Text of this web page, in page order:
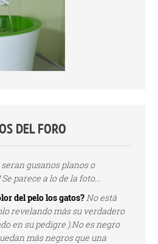
DEL FORO
gusanos planos o
parece a lo de la foto...
del pelo los gatos?No está
revelando más su verdadero
en su pedigre ).No es negro
más negros que una